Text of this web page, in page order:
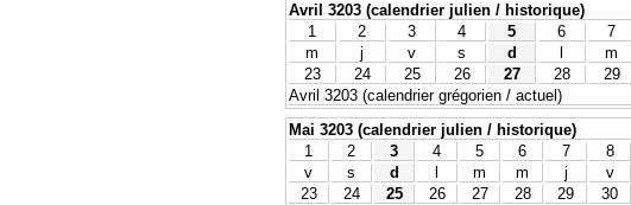
Avril 3203 (calendrier julien / historique)
1
2 3 4 5 6 7
m
j v s d m
23
24 25 26 27 28 29
Avril 3203 (calendrier grégorien / actuel)
Mai 3203 (calendrier julien / historique)
1
2 3 4 5 6 7 8
v
s d m m j v
23
24 25 26 27 28 29 30